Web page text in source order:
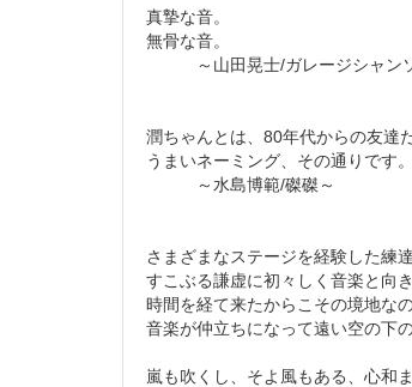
真摯な音。
無骨な音。
～山田晃士/ガレージシャンソ
潤ちゃんとは、80年代からの友達
うまいネーミング、その通りです
～水島博範/磔磔～
さまざまなステージを経験した練
すこぶる謙虚に初々しく音楽と向
時間を経て来たからこその境地な
音楽が仲立ちになって遠い空の下
嵐も吹くし、そよ風もある、心和